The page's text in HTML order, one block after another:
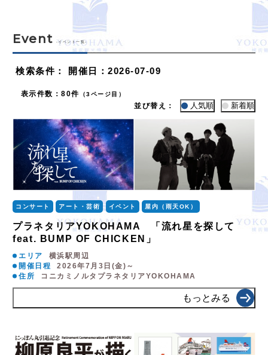
Event -イベント一覧-
検索条件 ： 開催日：2026-07-09
表示件数 ：80件 （3ページ目）
並び替え： 人気順 新着順
コンサート アート・芸術 イベント 屋内（雨天OK）
プラネタリアYOKOHAMA 「流れ星を探して
feat. BUMP OF CHICKEN」
エリア
横浜駅周辺
開催日程
2026年7月3日(金)～
住所
コニカミノルタプラネタリアYOKOHAMA
もっとみる